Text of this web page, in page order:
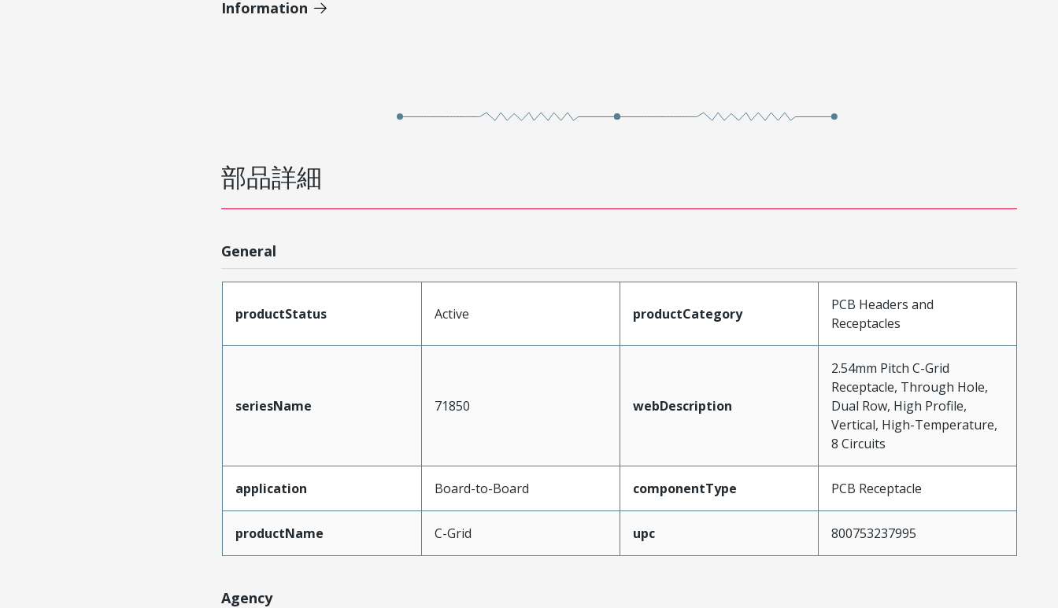
Information
部品詳細
General
productStatus Active productCategory
PCB Headers and
Receptacles
seriesName 71850 webDescription
2.54mm Pitch C-Grid
Receptacle, Through Hole,
Dual Row, High Profile,
Vertical, High-Temperature,
8 Circuits
application Board-to-Board componentType PCB Receptacle
productName C-Grid upc 800753237995
Agency